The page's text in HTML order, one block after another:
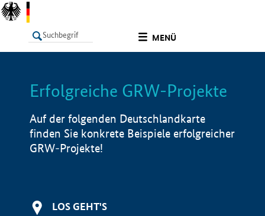
MENÜ
LISTE Info
Erfolgreiche GRW-Projekte
Auf der folgenden Deutschlandkarte
finden Sie konkrete Beispiele erfolgreicher
GRW-Projekte!
LOS GEHT'S